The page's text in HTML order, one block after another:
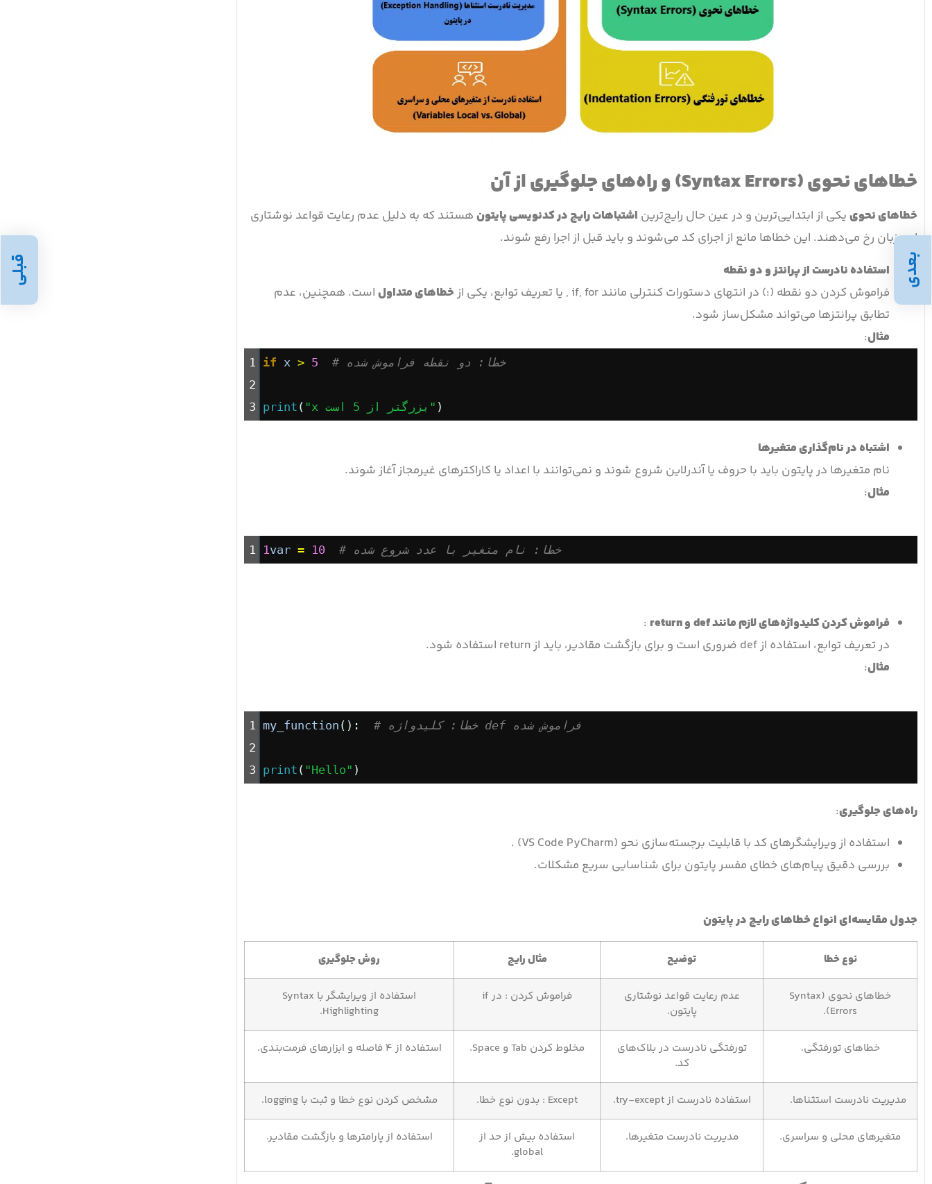
قبلی بعدی
خطاهای نحوی (Syntax Errors) و راه‌های جلوگیری از آن
خطاهای نحوییکی از ابتدایی‌ترین و در عین حال رایج‌ترین اشتباهات رایج در کدنویسی پایتونهستند که به دلیل عدم رعایت قواعد نوشتاری
این زبان رخ می‌دهند. این خطاها مانع از اجرای کد می‌شوند و باید قبل از اجرا رفع شوند.
استفاده نادرست از پرانتز و دو نقطه
فراموش کردن دو نقطه (:) در انتهای دستورات کنترلی مانند if, for , یا تعریف توابع، یکی از
خطاهای متداولاست. همچنین، عدم
تطابق پرانتزها می‌تواند مشکل‌ساز شود.
مثال:
1 if x > 5
# خطا: دو نقطه فراموش شده
2
3 print ( "x بزرگتر از 5 است" )
اشتباه در نام‌گذاری متغیرها
نام متغیرها در پایتون باید با حروف یا آندرلاین شروع شوند و نمی‌توانند با اعداد یا کاراکترهای غیرمجاز آغاز شوند.
مثال:
1 1var = 10 # خطا: نام متغیر با عدد شروع شده
فراموش کردن کلیدواژه‌های لازم مانندdefوreturn
:
در تعریف توابع، استفاده از def ضروری است و برای بازگشت مقادیر، باید از return استفاده شود.
مثال:
1 my_function ():
# خطا: کلیدواژه def فراموش شده
2
3 print ( "Hello" )
راه‌های جلوگیری:
استفاده از ویرایشگرهای کد با قابلیت برجسته‌سازی نحو (VS Code PyCharm) .
بررسی دقیق پیام‌های خطای مفسر پایتون برای شناسایی سریع مشکلات.
جدول مقایسه‌ای انواع خطاهای رایج در پایتون
نوع خطا توضیح مثال رایج روش جلوگیری
خطاهای نحوی (Syntax
Errors).
عدم رعایت قواعد نوشتاری
پایتون.
فراموش کردن : در if
استفاده از ویرایشگر با Syntax
Highlighting.
خطاهای تورفتگی.
تورفتگی نادرست در بلاک‌های
کد.
مخلوط کردن Tab و Space. استفاده از ۴ فاصله و ابزارهای فرمت‌بندی.
مدیریت نادرست استثناها. استفاده نادرست از try-except. Except : بدون نوع خطا. مشخص کردن نوع خطا و ثبت با logging.
متغیرهای محلی و سراسری. مدیریت نادرست متغیرها.
استفاده بیش از حد از
global.
استفاده از پارامترها و بازگشت مقادیر.